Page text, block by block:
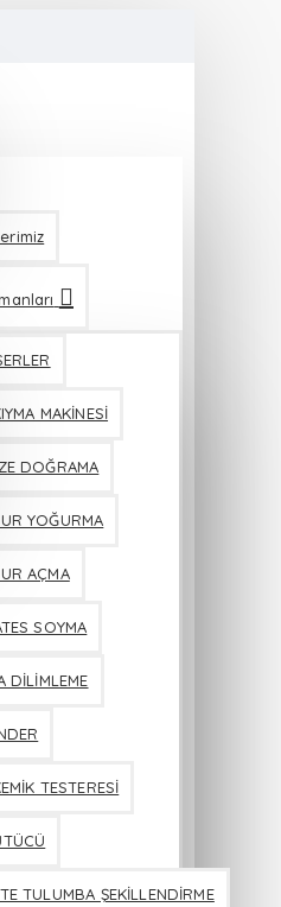
MAKİNESİ
DOĞRAMA
YOĞURMA
AÇMA
SOYMA
DİLİMLEME
TESTERESİ
TULUMBA ŞEKİLLENDİRME